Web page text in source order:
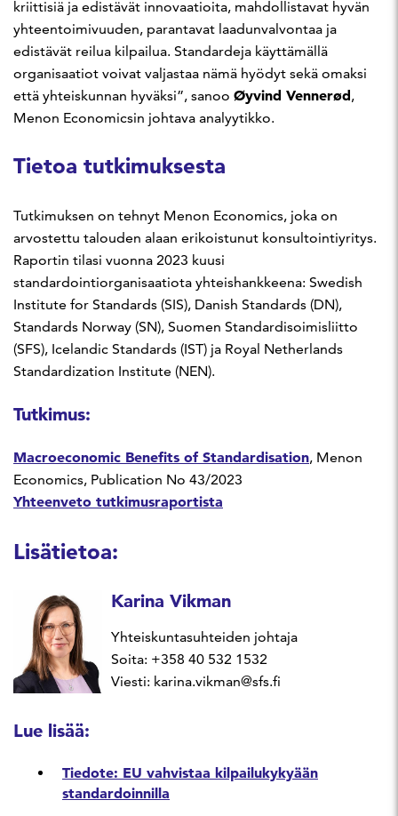
kriittisiä ja edistävät innovaatioita, mahdollistavat hyvän
yhteentoimivuuden, parantavat laadunvalvontaa ja
edistävät reilua kilpailua. Standardeja käyttämällä
organisaatiot voivat valjastaa nämä hyödyt sekä omaksi
että yhteiskunnan hyväksi”, sanoo Øyvind Vennerød,
Menon Economicsin johtava analyytikko.
Tietoa tutkimuksesta
Tutkimuksen on tehnyt Menon Economics, joka on
arvostettu talouden alaan erikoistunut konsultointiyritys.
Raportin tilasi vuonna 2023 kuusi
standardointiorganisaatiota yhteishankkeena: Swedish
Institute for Standards (SIS), Danish Standards (DN),
Standards Norway (SN), Suomen Standardisoimisliitto
(SFS), Icelandic Standards (IST) ja Royal Netherlands
Standardization Institute (NEN).
Tutkimus:
Macroeconomic Benefits of Standardisation, Menon
Economics, Publication No 43/2023
Yhteenveto tutkimusraportista
Lisätietoa:
Karina Vikman
Yhteiskuntasuhteiden johtaja
Soita: +358 40 532 1532
Viesti: karina.vikman@sfs.fi
Lue lisää:
Tiedote: EU vahvistaa kilpailukykyään
standardoinnilla